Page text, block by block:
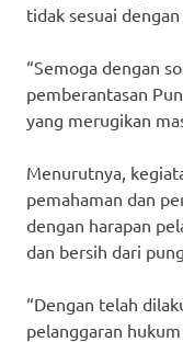
tidak sesuai
“Semoga dengan
pemberantasan
yang merugikan
Menurutnya,
pemahaman dan
dengan harapan
dan bersih dari
“Dengan telah
pelanggaran